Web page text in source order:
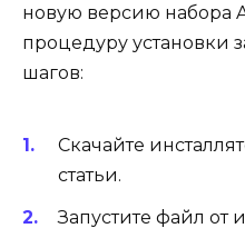
новую версию набора
процедуру установки
шагов:
Скачайте
статьи.
Запустите файл от